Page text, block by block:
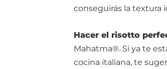
conseguirás la textura
Hacer el risotto
Mahatma®. Si ya te
cocina italiana, te